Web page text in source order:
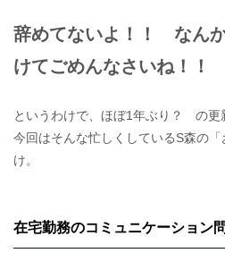
辞めてないよ！！ なん
けてごめんなさいね！！
というわけで、ほぼ1年ぶり？ の更
今回はそんな忙しくしているS森の
け。
在宅勤務のコミュニケーション